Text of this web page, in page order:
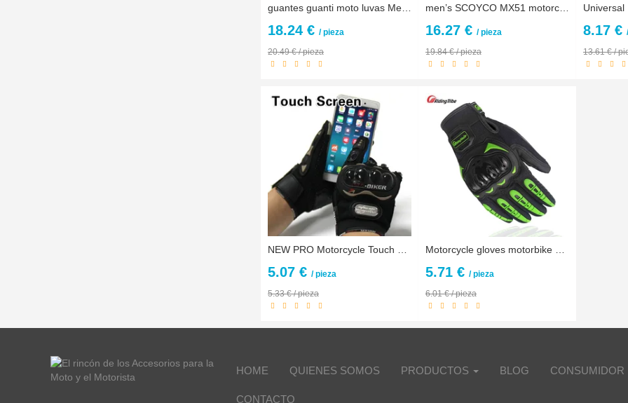
18.24 € / pieza
20.49 € / pieza
16.27 € / pieza
19.84 € / pieza
8.17 €
13.61 € /
5.07 € / pieza
5.33 € / pieza
5.71 € / pieza
6.01 € / pieza
HOME QUIENES SOMOS PRODUCTOS BLOG CONSUMIDOR
CONTACTO